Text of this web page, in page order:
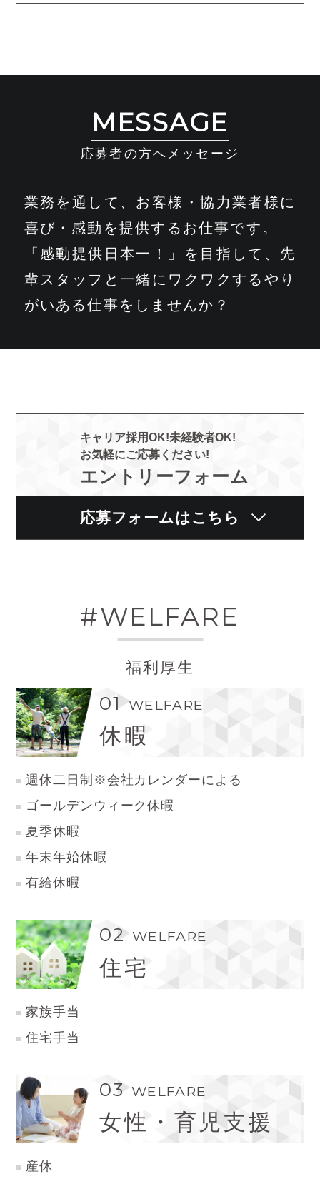
MESSAGE
応募者の方へメッセージ
業務を通して、お客様・協力業者様に
喜び・感動を提供するお仕事です。
「感動提供日本一！」を目指して、先
輩スタッフと一緒にワクワクするやり
がいある仕事をしませんか？
キャリア採用OK!未経験者OK!
お気軽にご応募ください!
エントリーフォーム
応募フォームはこちら
#WELFARE
福利厚生
01 WELFARE
休暇
週休二日制※会社カレンダーによる
ゴールデンウィーク休暇
夏季休暇
年末年始休暇
有給休暇
02 WELFARE
住宅
家族手当
住宅手当
03 WELFARE
女性・育児支援
産休